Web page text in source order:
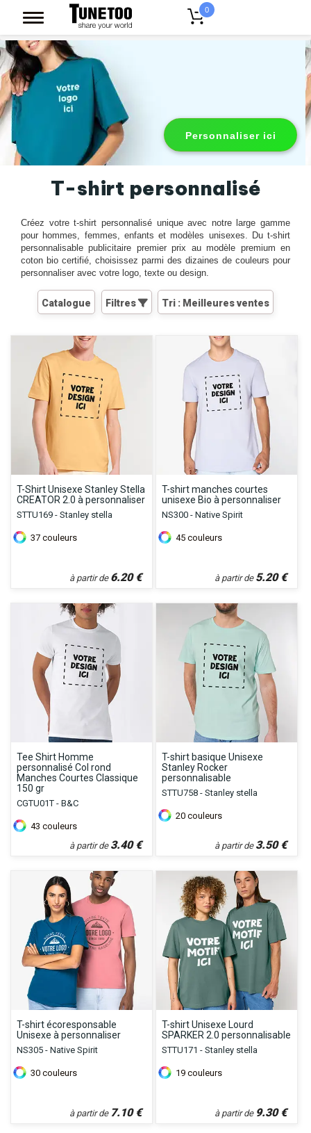
0
Vêtements personnalisés
Personnaliser ici
T-shirt personnalisé
Créez votre t-shirt personnalisé unique avec notre large gamme
pour hommes, femmes, enfants et modèles unisexes. Du t-shirt
personnalisable publicitaire premier prix au modèle premium en
coton bio certifié, choisissez parmi des dizaines de couleurs pour
personnaliser avec votre logo, texte ou design.
Catalogue Filtres Tri : Meilleures ventes
T-Shirt Unisexe Stanley Stella
CREATOR 2.0 à personnaliser
STTU169 - Stanley stella
37 couleurs
à partir de 6.20€
T-shirt manches courtes
unisexe Bio à personnaliser
NS300 - Native Spirit
45 couleurs
à partir de 5.20€
Tee Shirt Homme
personnalisé Col rond
Manches Courtes Classique
150 gr
CGTU01T - B&C
43 couleurs
à partir de 3.40€
T-shirt basique Unisexe
Stanley Rocker
personnalisable
STTU758 - Stanley stella
20 couleurs
à partir de 3.50€
T-shirt écoresponsable
Unisexe à personnaliser
NS305 - Native Spirit
30 couleurs
à partir de 7.10€
T-shirt Unisexe Lourd
SPARKER 2.0 personnalisable
STTU171 - Stanley stella
19 couleurs
à partir de 9.30€